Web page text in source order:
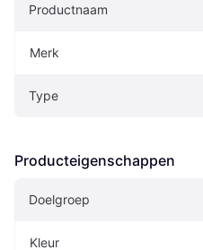
Productnaam
Merk
Type
Producteigenschappen
Doelgroep
Kleur